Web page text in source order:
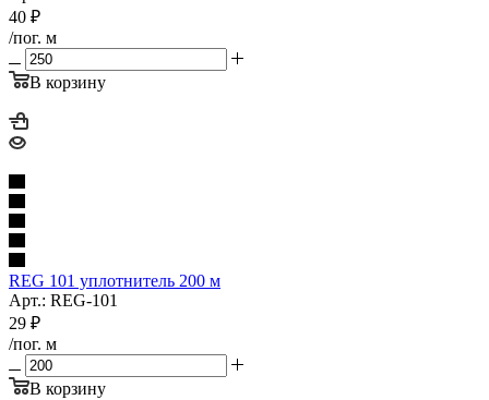
40 ₽
/пог. м
В корзину
REG 101 уплотнитель 200 м
Арт.: REG-101
29 ₽
/пог. м
В корзину